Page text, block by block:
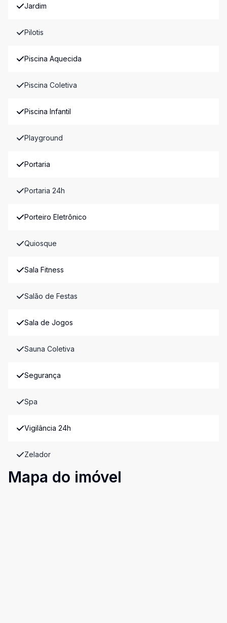
Jardim
Pilotis
Piscina Aquecida
Piscina Coletiva
Piscina Infantil
Playground
Portaria
Portaria 24h
Porteiro Eletrônico
Quiosque
Sala Fitness
Salão de Festas
Sala de Jogos
Sauna Coletiva
Segurança
Spa
Vigilância 24h
Zelador
Mapa do imóvel